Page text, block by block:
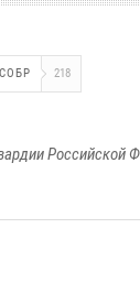
СОБР 218
Российской